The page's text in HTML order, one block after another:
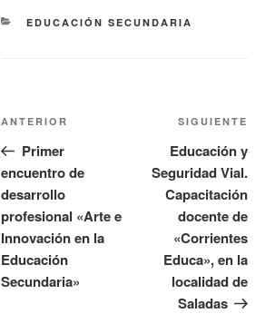
EDUCACIÓN SECUNDARIA
ANTERIOR
Primer
encuentro de
desarrollo
profesional «Arte e
Innovación en la
Educación
Secundaria»
SIGUIENTE
Educación y
Seguridad Vial.
Capacitación
docente de
«Corrientes
Educa», en la
localidad de
Saladas